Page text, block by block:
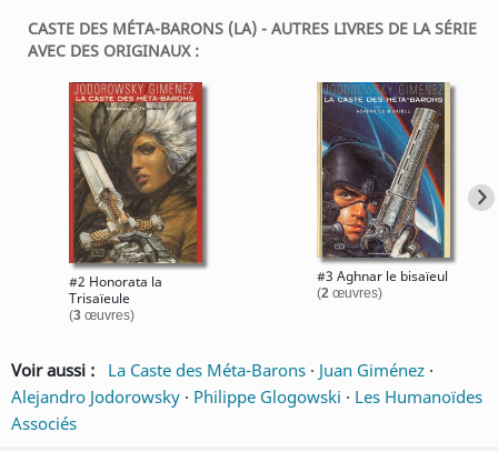
CASTE DES MÉTA-BARONS (LA) - AUTRES LIVRES DE LA SÉRIE
AVEC DES ORIGINAUX :
#2 Honorata la
Trisaïeule
(3œuvres)
#3 Aghnar le bisaïeul
(2 œuvres)
Voir aussi : La Caste des Méta-Barons · Juan Giménez ·
Alejandro Jodorowsky · Philippe Glogowski · Les Humanoïdes
Associés